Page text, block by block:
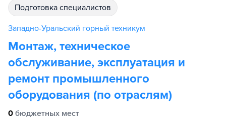
подготовка специалистов
Западно-Уральский горный техникум
Монтаж, техническое
обслуживание, эксплуатация и
ремонт промышленного
оборудования (по отраслям)
0 бюджетных мест